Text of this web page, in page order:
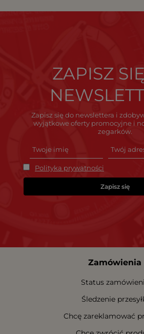
ZAPISZ
Zapisz się do newslettera i
wyjątkowe oferty promocyjne i
zegarków.
Polityka prywatności
Zapisz się
Zamówienia
Status
Śledzenie
Chcę zareklamować